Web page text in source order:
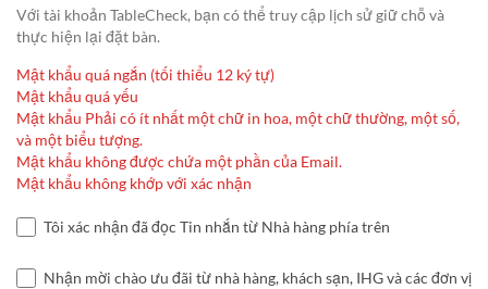
Với tài khoản TableCheck, bạn có thể truy cập lịch sử giữ chỗ và
thực hiện lại đặt bàn.
Mật khẩu quá ngắn (tối thiểu 12 ký tự)
Mật khẩu quá yếu
Mật khẩu Phải có ít nhất một chữ in hoa, một chữ thường, một số,
và một biểu tượng.
Mật khẩu không được chứa một phần của Email.
Mật khẩu không khớp với xác nhận
Tôi xác nhận đã đọc Tin nhắn từ Nhà hàng phía trên
Nhận mời chào ưu đãi từ nhà hàng, khách sạn, IHG và các đơn vị